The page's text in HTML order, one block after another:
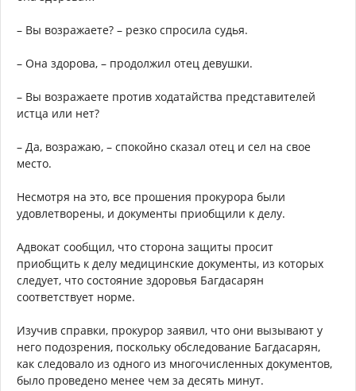
– Вы возражаете? – резко спросила судья.
– Она здорова, – продолжил отец девушки.
– Вы возражаете против ходатайства представителей
истца или нет?
– Да, возражаю, – спокойно сказал отец и сел на свое
место.
Несмотря на это, все прошения прокурора были
удовлетворены, и документы приобщили к делу.
Адвокат сообщил, что сторона защиты просит
приобщить к делу медицинские документы, из которых
следует, что состояние здоровья Багдасарян
соответствует норме.
Изучив справки, прокурор заявил, что они вызывают у
него подозрения, поскольку обследование Багдасарян,
как следовало из одного из многочисленных документов,
было проведено менее чем за десять минут.